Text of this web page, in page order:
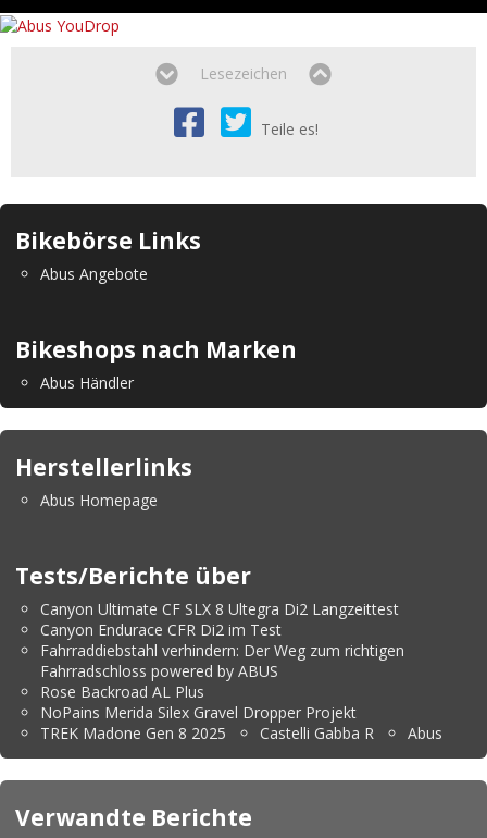
Lesezeichen
Teile es!
Bikebörse Links
Abus Angebote
Bikeshops nach Marken
Abus Händler
Herstellerlinks
Abus Homepage
Tests/Berichte über
Canyon Ultimate CF SLX 8 Ultegra Di2 Langzeittest
Canyon Endurace CFR Di2 im Test
Fahrraddiebstahl verhindern: Der Weg zum richtigen
Fahrradschloss powered by ABUS
Rose Backroad AL Plus
NoPains Merida Silex Gravel Dropper Projekt
TREK Madone Gen 8 2025
Castelli Gabba R Abus
Verwandte Berichte